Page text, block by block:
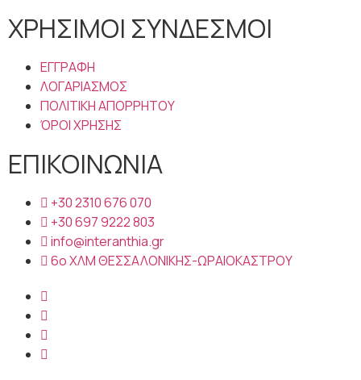
ΧΡΗΣΙΜΟΙ ΣΥΝΔΕΣΜΟΙ
ΕΓΓΡΑΦΗ
ΛΟΓΑΡΙΑΣΜΟΣ
ΠΟΛΙΤΙΚΗ ΑΠΟΡΡΗΤΟΥ
ΌΡΟΙ ΧΡΗΣΗΣ
ΕΠΙΚΟΙΝΩΝΙΑ
+30 2310 676 070
+30 697 9222 803
info@interanthia.gr
6ο ΧΛΜ ΘΕΣΣΑΛΟΝΙΚΗΣ-ΩΡΑΙΟΚΑΣΤΡΟΥ